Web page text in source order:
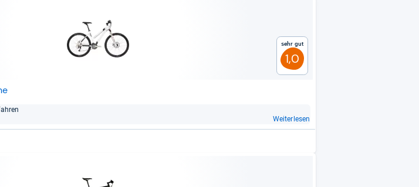
Sehr gut
1,0
Weiterlesen